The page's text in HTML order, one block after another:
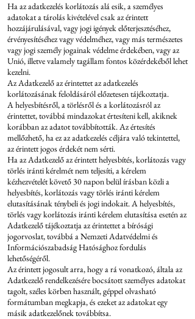
Ha az adatkezelés korlátozás alá esik, a személyes
adatokat a tárolás kivételével csak az érintett
hozzájárulásával, vagy jogi igények előterjesztéséhez,
érvényesítéséhez vagy védelméhez, vagy más természetes
vagy jogi személy jogainak védelme érdekében, vagy az
Unió, illetve valamely tagállam fontos közérdekéből lehet
kezelni.
Az Adatkezelő az érintettet az adatkezelés
korlátozásának feloldásáról előzetesen tájékoztatja.
A helyesbítésről, a törlésről és a korlátozásról az
érintettet, továbbá mindazokat értesíteni kell, akiknek
korábban az adatot továbbították. Az értesítés
mellőzhető, ha ez az adatkezelés céljára való tekintettel,
az érintett jogos érdekét nem sérti.
Ha az Adatkezelő az érintett helyesbítés, korlátozás vagy
törlés iránti kérelmét nem teljesíti, a kérelem
kézhezvételét követő 30 napon belül írásban közli a
helyesbítés, korlátozás vagy törlés iránti kérelem
elutasításának ténybeli és jogi indokait. A helyesbítés,
törlés vagy korlátozás iránti kérelem elutasítása esetén az
Adatkezelő tájékoztatja az érintettet a bírósági
jogorvoslat, továbbá a Nemzeti Adatvédelmi és
Információszabadság Hatósághoz fordulás
lehetőségéről.
Az érintett jogosult arra, hogy a rá vonatkozó, általa az
Adatkezelő rendelkezésére bocsátott személyes adatokat
tagolt, széles körben használt, géppel olvasható
formátumban megkapja, és ezeket az adatokat egy
másik adatkezelőnek továbbítsa.